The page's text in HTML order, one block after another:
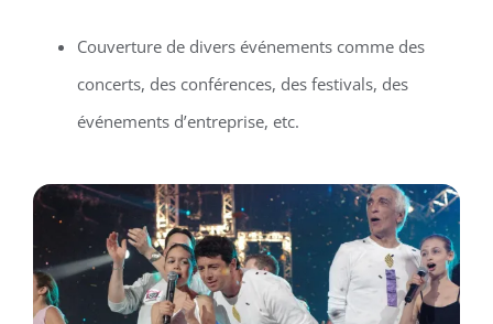
Couverture de divers événements comme des
concerts, des conférences, des festivals, des
événements d’entreprise, etc.